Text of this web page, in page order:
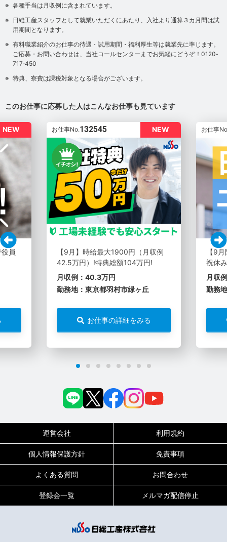
0120-717-450
平日9:00～19:00（土日祝は18:00まで）
各種手当は月収例に含まれています。
日総工産スタッフとして就業いただくにあたり、入社より通算３カ月間は試
用期間となります。
有料職業紹介のお仕事の待遇・試用期間・福利厚生等は就業先に準じます。
ご応募・お問い合わせは、当社コールセンターまでお気軽にどうぞ！0120‐
717‐450
特典、寮費は課税対象となる場合がございます。
このお仕事に応募した人はこんなお仕事も見ています
NEW
員
NEW
お仕事No.132545
【9月】時給最大1900円（月収例
42.5万円）!特典総額104万円!
月収例：40.3万円
勤務地：東京都羽村市緑ヶ丘
お仕事の詳細をみる
お仕事
【9
祝休
月収
勤務
運営会社 利用規約
個人情報保護方針 免責事項
よくある質問 お問合わせ
登録会一覧 メルマガ配信停止